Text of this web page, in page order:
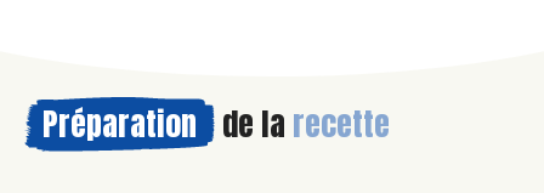
Préparation de la recette